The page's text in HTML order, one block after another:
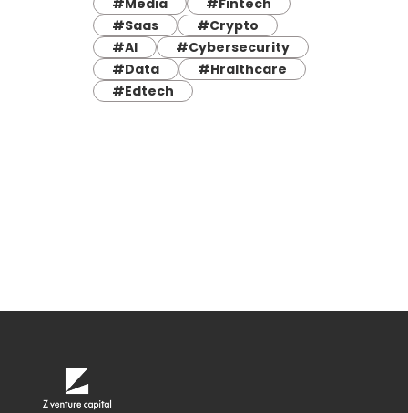
#Media
#Fintech
#Saas
#Crypto
#AI
#Cybersecurity
#Data
#Hralthcare
#Edtech